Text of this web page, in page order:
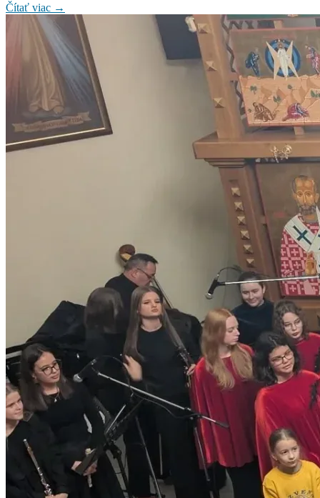
Čítať viac →